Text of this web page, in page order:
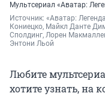
Мультсериал «Аватар:
Источник: «Аватар:
Кониецко, Майкл Данте
Сполдинг, Лорен
Энтони Льой
Любите
хотите узнать, на